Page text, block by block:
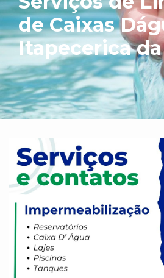
de Caixas
Itapecerica da